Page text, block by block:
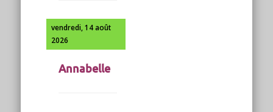
vendredi, 14 août
2026
Annabelle